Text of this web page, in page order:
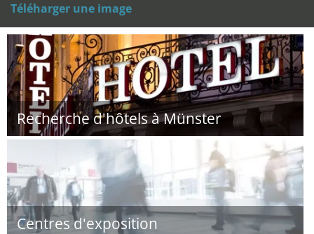
Téléharger une image
Recherche d'hôtels à Münster
Centres d'exposition